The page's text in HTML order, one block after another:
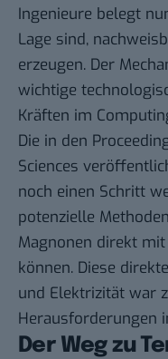
Ingenieure belegt
Lage sind,
erzeugen. Der
wichtige
Kräften im
Die in den
Sciences
noch einen Schritt
potenzielle
Magnonen direkt
können. Diese
und Elektrizität war
Herausforderungen
Der Weg zu